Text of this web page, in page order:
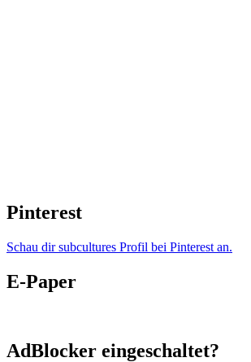
Pinterest
Schau dir subcultures Profil bei Pinterest an.
E-Paper
AdBlocker eingeschaltet?